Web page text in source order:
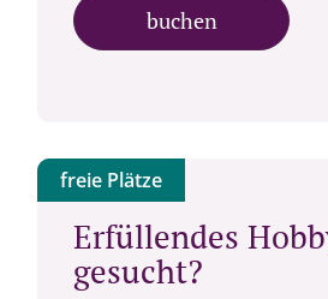
buchen
freie Plätze
Erfüllendes
gesucht?